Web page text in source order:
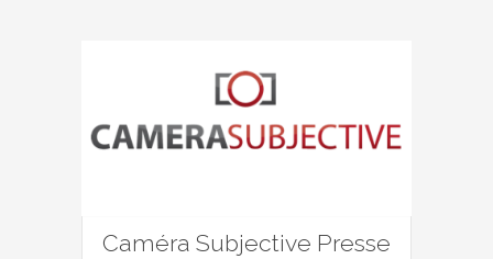
Caméra Subjective Presse